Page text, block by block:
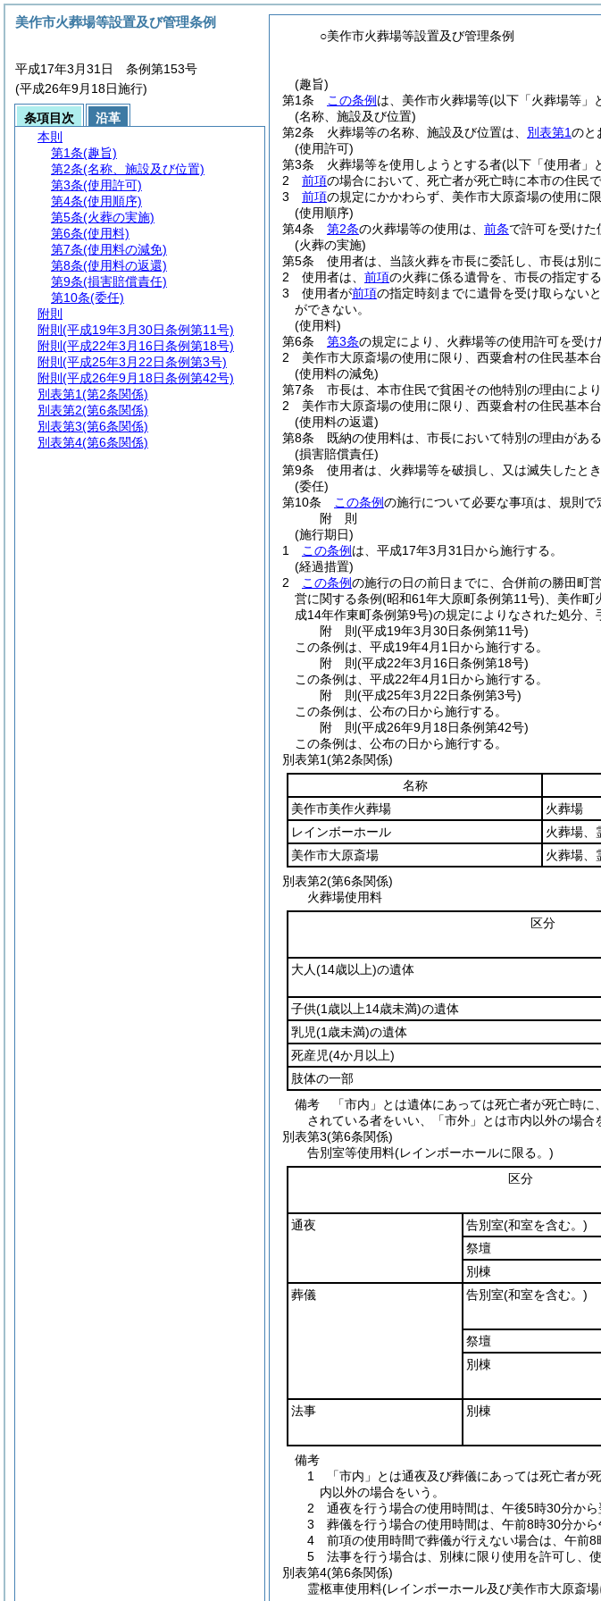
○美作市火葬場等設置及び管理条例
(趣旨)
第1条
この条例 は、美作市火葬場等(以下「火葬場等」
(名称、施設及び位置)
第2条
火葬場等の名称、施設及び位置は、 別表第1のと
(使用許可)
第3条
火葬場等を使用しようとする者(以下「使用者」
2
前項の場合において、死亡者が死亡時に本市の住民
3
前項の規定にかかわらず、美作市大原斎場の使用に
(使用順序)
第4条
第2条の火葬場等の使用は、 前条で許可を受けた
(火葬の実施)
第5条
使用者は、当該火葬を市長に委託し、市長は別
2
使用者は、 前項の火葬に係る遺骨を、市長の指定す
3
使用者が前項の指定時刻までに遺骨を受け取らない
ができない。
(使用料)
第6条
第3条の規定により、火葬場等の使用許可を受け
2
美作市大原斎場の使用に限り、西粟倉村の住民基本
(使用料の減免)
第7条
市長は、本市住民で貧困その他特別の理由によ
2
美作市大原斎場の使用に限り、西粟倉村の住民基本
(使用料の返還)
第8条
既納の使用料は、市長において特別の理由があ
(損害賠償責任)
第9条
使用者は、火葬場等を破損し、又は滅失したと
(委任)
第10条
この条例の施行について必要な事項は、規則で
附 則
(施行期日)
1
この条例 は、平成17年3月31日から施行する。
(経過措置)
2
この条例の施行の日の前日までに、合併前の勝田町
営に関する条例(昭和61年大原町条例第11号) 、美作
成14年作東町条例第9号)の規定によりなされた処分
附 則(平成19年3月30日条例第11号)
この条例は、平成19年4月1日から施行する。
附 則(平成22年3月16日条例第18号)
この条例は、平成22年4月1日から施行する。
附 則(平成25年3月22日条例第3号)
この条例は、公布の日から施行する。
附 則(平成26年9月18日条例第42号)
この条例は、公布の日から施行する。
別表第1(第2条関係)
名称
美作市美作火葬場
火葬場
レインボーホール
火葬場、
美作市大原斎場
火葬場、
別表第2(第6条関係)
火葬場使用料
区分
大人(14歳以上)の遺体
子供(1歳以上14歳未満)の遺体
乳児(1歳未満)の遺体
死産児(4か月以上)
肢体の一部
備考 「市内」とは遺体にあっては死亡者が死亡時に
されている者をいい、「市外」とは市内以外の場合
別表第3(第6条関係)
告別室等使用料(レインボーホールに限る。)
区分
通夜
告別室(和室を含む。)
祭壇
別棟
葬儀
告別室(和室を含む。)
祭壇
別棟
法事
別棟
備考
1 「市内」とは通夜及び葬儀にあっては死亡者が
内以外の場合をいう。
2 通夜を行う場合の使用時間は、午後5時30分から
3 葬儀を行う場合の使用時間は、午前8時30分から
4 前項の使用時間で葬儀が行えない場合は、午前8
5 法事を行う場合は、別棟に限り使用を許可し、
別表第4(第6条関係)
霊柩車使用料(レインボーホール及び美作市大原斎
美作市火葬場等設置及び管理条例
平成17年3月31日 条例第153号
(平成26年9月18日施行)
条項目次
沿革
本則
第1条(趣旨)
第2条(名称、施設及び位置)
第3条(使用許可)
第4条(使用順序)
第5条(火葬の実施)
第6条(使用料)
第7条(使用料の減免)
第8条(使用料の返還)
第9条(損害賠償責任)
第10条(委任)
附則
附則 (平成19年3月30日条例第11号)
附則 (平成22年3月16日条例第18号)
附則 (平成25年3月22日条例第3号)
附則 (平成26年9月18日条例第42号)
別表第1(第2条関係)
別表第2(第6条関係)
別表第3(第6条関係)
別表第4(第6条関係)